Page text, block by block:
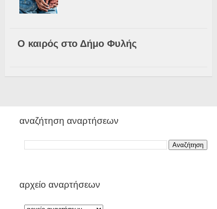
Ο καιρός στο Δήμο Φυλής
αναζήτηση αναρτήσεων
αρχείο αναρτήσεων